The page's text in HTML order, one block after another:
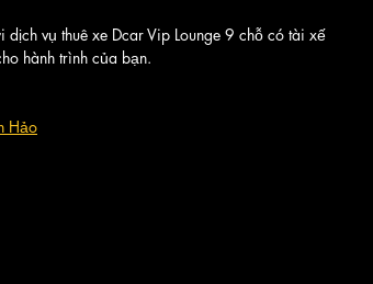
vụ thuê xe Dcar Vip Lounge 9 chỗ có tài xế
hành trình của bạn.
Hảo